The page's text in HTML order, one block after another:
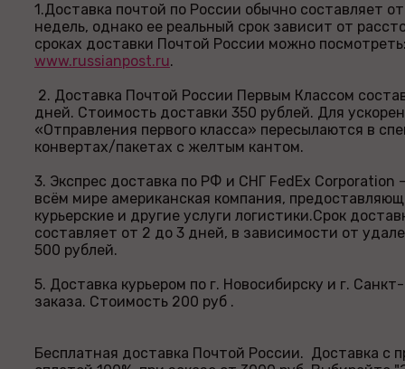
1.Доставка почтой по России обычно составляет
недель, однако ее реальный срок зависит от
сроках доставки Почтой России можно
www.russianpost.ru.
2. Доставка Почтой России Первым Классом
дней. Стоимость доставки 350 рублей. Для
«Отправления первого класса» пересылаются в
конвертах/пакетах с желтым кантом.
3. Экспрес доставка по РФ и СНГ FedEx Corporation
всём мире американская компания,
курьерские и другие услуги логистики.Срок
составляет от 2 до 3 дней, в зависимости от
500 рублей.
5. Доставка курьером по г. Новосибирску и г.
заказа. Стоимость 200 руб .
Бесплатная доставка Почтой России. Доставка с